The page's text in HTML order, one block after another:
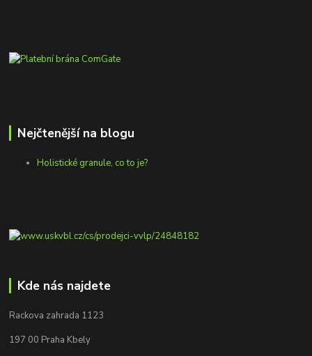
Nejčtenější na blogu
Holistické granule, co to je?
Kde nás najdete
Rackova zahrada 1123
197 00 Praha Kbely